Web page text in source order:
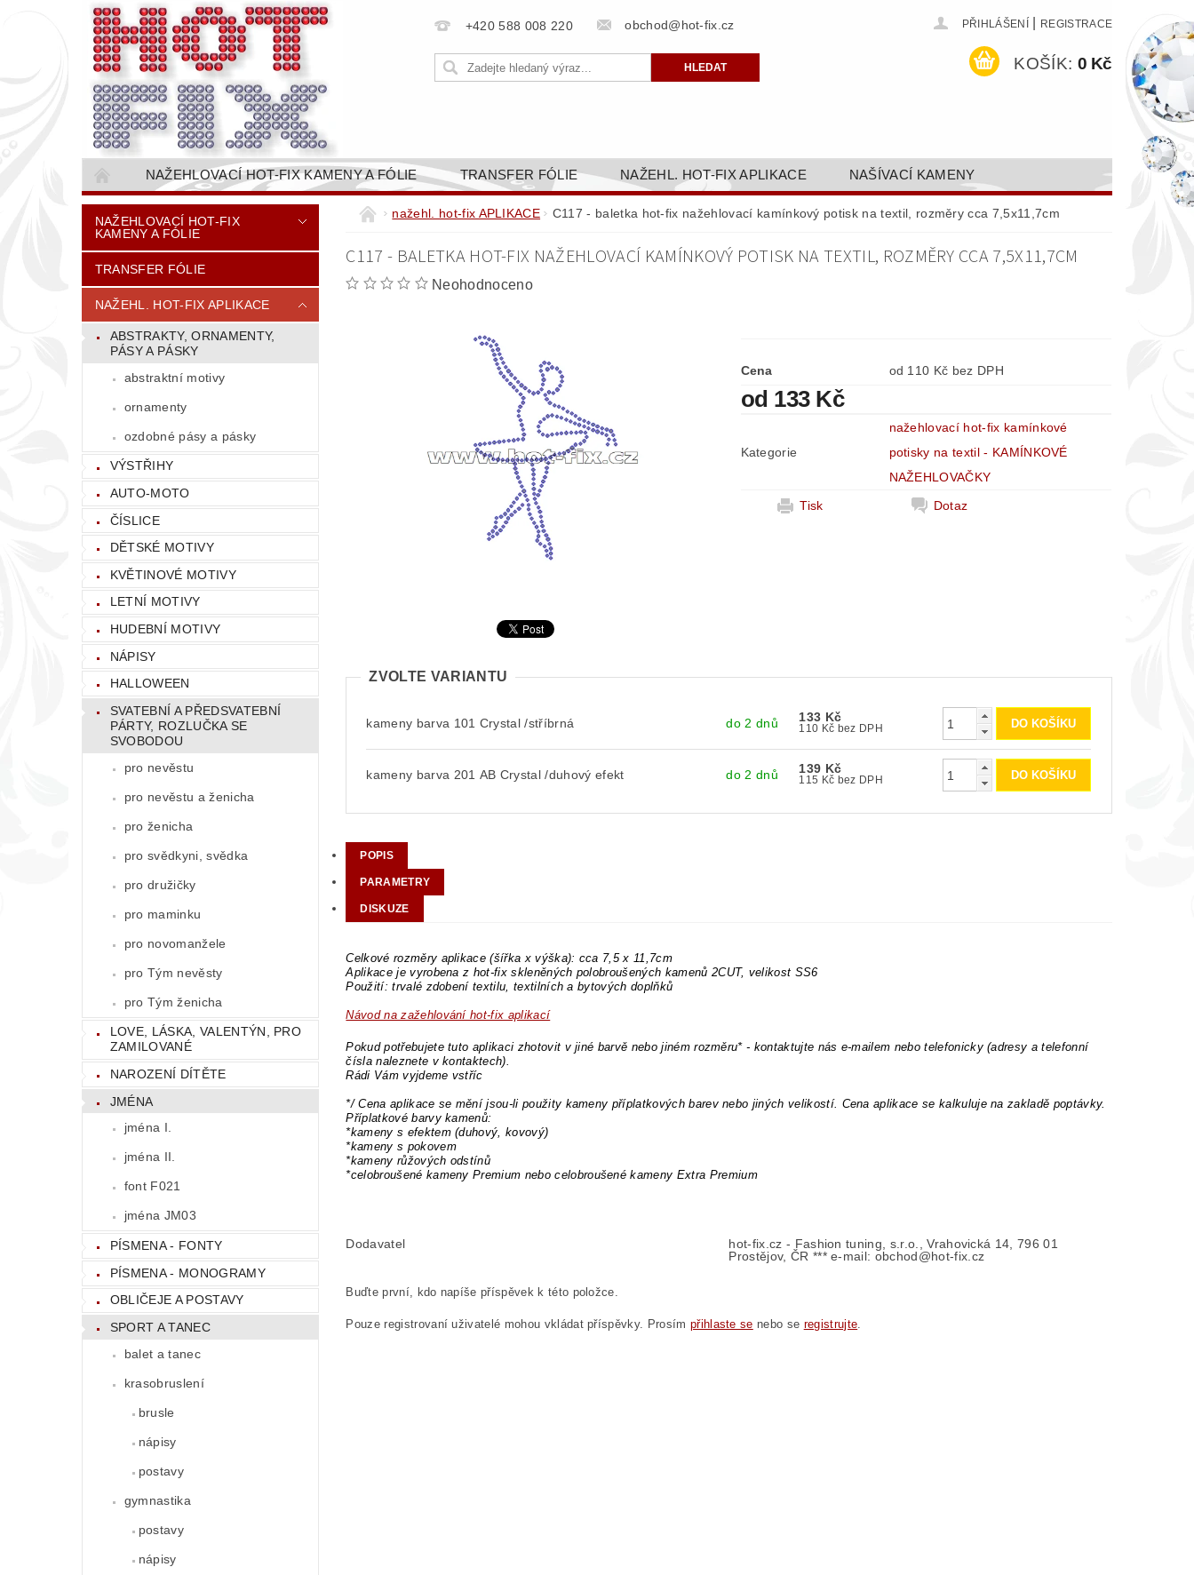
+420 588 008 220 obchod@hot-fix.cz PŘIHLÁŠENÍ REGISTRACE
KOŠÍK: 0 Kč
NAŽEHLOVACÍ HOT-FIX KAMENY A FÓLIE TRANSFER FÓLIE NAŽEHL. HOT-FIX APLIKACE NAŠÍVACÍ KAMENY
NAŠÍVACÍ KAMÍNKOVÉ ŘETĚZY / ŠTASOVÉ BORTY BAREVNICE PŘÍSLUŠENSTVÍ DOPRODEJ A SLEVY GALERIE
VŠE PRO STROJNÍ VYŠÍVÁNÍ - VYSIVACI.CZ
BAREVNICE KAMENŮ
CENÍK DOPRAVY (NÁKLADŮ EXPEDICE) PLATNÝ OD 14. 1.2025
NAŽEHLOVACÍ HOT-FIX
KAMENY A FÓLIE
TRANSFER FÓLIE
NAŽEHL. HOT-FIX APLIKACE
ABSTRAKTY, ORNAMENTY,
PÁSY A PÁSKY
abstraktní motivy
ornamenty
ozdobné pásy a pásky
VÝSTŘIHY
AUTO-MOTO
ČÍSLICE
DĚTSKÉ MOTIVY
KVĚTINOVÉ MOTIVY
LETNÍ MOTIVY
HUDEBNÍ MOTIVY
NÁPISY
HALLOWEEN
SVATEBNÍ A PŘEDSVATEBNÍ
PÁRTY, ROZLUČKA SE
SVOBODOU
pro nevěstu
pro nevěstu a ženicha
pro ženicha
pro svědkyni, svědka
pro družičky
pro maminku
pro novomanžele
pro Tým nevěsty
pro Tým ženicha
LOVE, LÁSKA, VALENTÝN, PRO
ZAMILOVANÉ
NAROZENÍ DÍTĚTE
JMÉNA
jména I.
jména II.
font F021
jména JM03
PÍSMENA - FONTY
PÍSMENA - MONOGRAMY
OBLIČEJE A POSTAVY
SPORT A TANEC
balet a tanec
krasobruslení
brusle
nápisy
postavy
gymnastika
postavy
nápisy
nažehl. hot-fix APLIKACE C117 - baletka hot-fix nažehlovací kamínkový potisk na textil, rozměry cca 7,5x11,7cm
C117 - BALETKA HOT-FIX NAŽEHLOVACÍ KAMÍNKOVÝ POTISK NA TEXTIL, ROZMĚRY CCA 7,5X11,7CM
Neohodnoceno
Cena od 110 Kč bez DPH
od 133 Kč
Kategorie
nažehlovací hot-fix kamínkové
potisky na textil - KAMÍNKOVÉ
NAŽEHLOVAČKY
Tisk
Dotaz
ZVOLTE VARIANTU
kameny barva 101 Crystal /stříbrná do 2 dnů 133 Kč
110 Kč bez DPH
kameny barva 201 AB Crystal /duhový efekt do 2 dnů 139 Kč
115 Kč bez DPH
POPIS
PARAMETRY
DISKUZE
Celkové rozměry aplikace (šířka x výška): cca 7,5 x 11,7cm
Aplikace je vyrobena z hot-fix skleněných polobroušených kamenů 2CUT, velikost SS6
Použití: trvalé zdobení textilu, textilních a bytových doplňků
Návod na zažehlování hot-fix aplikací
Pokud potřebujete tuto aplikaci zhotovit v jiné barvě nebo jiném rozměru* - kontaktujte nás e-mailem nebo telefonicky (adresy a telefonní
čísla naleznete v kontaktech).
Rádi Vám vyjdeme vstříc
*/ Cena aplikace se mění jsou-li použity kameny příplatkových barev nebo jiných velikostí. Cena aplikace se kalkuluje na zakladě poptávky.
Příplatkové barvy kamenů:
*kameny s efektem (duhový, kovový)
*kameny s pokovem
*kameny růžových odstínů
*celobroušené kameny Premium nebo celobroušené kameny Extra Premium
Dodavatel
hot-fix.cz - Fashion tuning, s.r.o., Vrahovická 14, 796 01
Prostějov, ČR *** e-mail: obchod@hot-fix.cz
Buďte první, kdo napíše příspěvek k této položce.
Pouze registrovaní uživatelé mohou vkládat příspěvky. Prosím přihlaste se nebo se registrujte.